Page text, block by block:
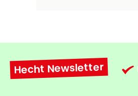
Hecht Newsletter